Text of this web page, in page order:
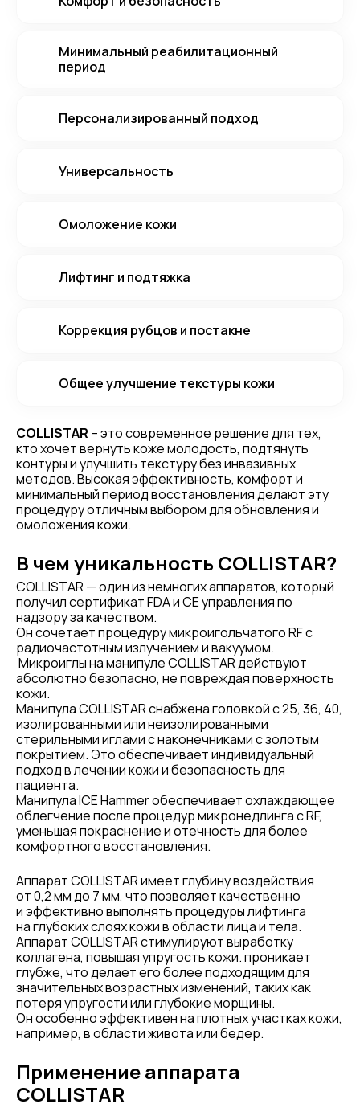
Минимальный реабилитационный
период
Персонализированный подход
Универсальность
Омоложение кожи
Лифтинг и подтяжка
Коррекция рубцов и постакне
Общее улучшение текстуры кожи
COLLISTAR – это современное решение для тех,
кто хочет вернуть коже молодость, подтянуть
контуры и улучшить текстуру без инвазивных
методов. Высокая эффективность, комфорт и
минимальный период восстановления делают эту
процедуру отличным выбором для обновления и
омоложения кожи.
В чем уникальность COLLISTAR?
COLLISTAR — один из немногих аппаратов, который
получил сертификат FDA и CE управления по
надзору за качеством.
Он сочетает процедуру микроигольчатого RF с
радиочастотным излучением и вакуумом.
Микроиглы на манипуле COLLISTAR действуют
абсолютно безопасно, не повреждая поверхность
кожи.
Манипула COLLISTAR снабжена головкой с 25, 36, 40,
изолированными или неизолированными
стерильными иглами с наконечниками с золотым
покрытием. Это обеспечивает индивидуальный
подход в лечении кожи и безопасность для
пациента.
Манипула ICE Hammer обеспечивает охлаждающее
облегчение после процедур микронедлинга с RF,
уменьшая покраснение и отечность для более
комфортного восстановления.
Аппарат COLLISTAR имеет глубину воздействия
от 0,2 мм до 7 мм, что позволяет качественно
и эффективно выполнять процедуры лифтинга
на глубоких слоях кожи в области лица и тела.
Аппарат COLLISTAR стимулируют выработку
коллагена, повышая упругость кожи. проникает
глубже, что делает его более подходящим для
значительных возрастных изменений, таких как
потеря упругости или глубокие морщины.
Он особенно эффективен на плотных участках кожи,
например, в области живота или бедер.
Применение аппарата
COLLISTAR